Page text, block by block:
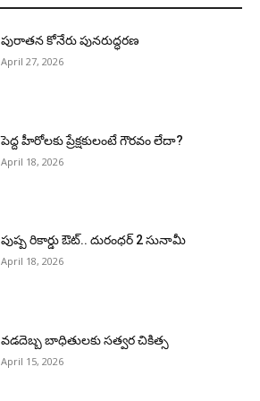
పురాత‌న కోనేరు పున‌రుద్ధ‌ర‌ణ
April 27, 2026
పెద్ద హీరోల‌కు ప్రేక్ష‌కులంటే గౌర‌వం లేదా?
April 18, 2026
పుష్ప రికార్డు ఔట్‌.. దురంధ‌ర్ 2 సునామీ
April 18, 2026
వడదెబ్బ బాధితులకు సత్వర చికిత్స
April 15, 2026